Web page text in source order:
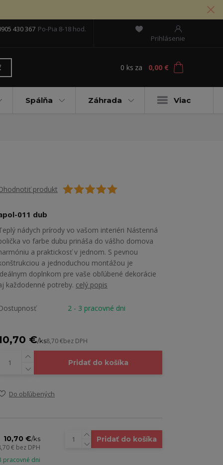
Prihlásenie
430 367 Po-Pia 8-18 hod.
0 ks za 0,00 €
Spálňa Záhrada Viac
produkt
011 dub
nádych prírody vo vašom interiéri Nástenná
vo farbe dubu prináša do vášho domova
a praktickosť v jednom. S pevnou
a jednoduchou montážou je
doplnkom pre vaše obľúbené dekorácie
každodenné potreby. celý popis
2 - 3 pracovné dni
€/ks8,70 €bez DPH
Pridať do košíka
Do obľúbených
10,70 €/ks
€ bez DPH
pracovné dni
Pridať do košíka